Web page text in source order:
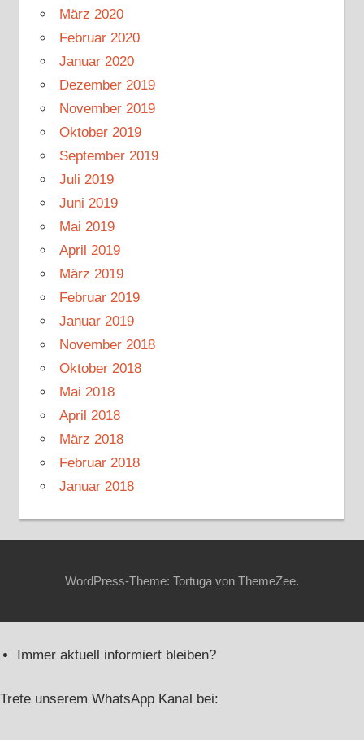
März 2020
Februar 2020
Januar 2020
Dezember 2019
November 2019
Oktober 2019
September 2019
Juli 2019
Juni 2019
Mai 2019
April 2019
März 2019
Februar 2019
Januar 2019
November 2018
Oktober 2018
Mai 2018
April 2018
März 2018
Februar 2018
Januar 2018
WordPress-Theme: Tortuga von ThemeZee.
Immer aktuell informiert bleiben?
Trete unserem WhatsApp Kanal bei: